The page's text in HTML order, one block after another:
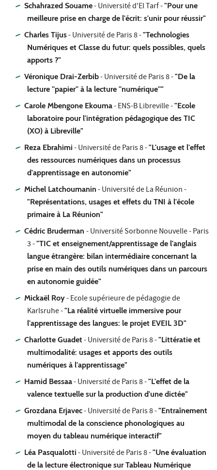
Schahrazed Souame- Université d'El Tarf -"Pour une
meilleure prise en charge de l'écrit: s'unir pour réussir"
Charles Tijus- Université de Paris 8 -"Technologies
Numériques et Classe du futur: quels possibles, quels
apports ?"
Véronique Drai-Zerbib- Université de Paris 8 -"De la
lecture ''papier'' à la lecture ''numérique''"
Carole Mbengone Ekouma- ENS-B Libreville -"Ecole
laboratoire pour l'intégration pédagogique des TIC
(XO) à Libreville"
Reza Ebrahimi - Université de Paris 8 -"L'usage et l'effet
des ressources numériques dans un processus
d'apprentissage en autonomie"
Michel Latchoumanin - Université de La Réunion -
"Représentations, usages et effets du TNI à l'école
primaire à La Réunion"
Cédric Bruderman- Université Sorbonne Nouvelle - Paris
3 -"TIC et enseignement/apprentissage de l'anglais
langue étrangère: bilan intermédiaire concernant la
prise en main des outils numériques dans un parcours
en autonomie guidée"
Mickaël Roy- Ecole supérieure de pédagogie de
Karlsruhe -"La réalité virtuelle immersive pour
l'apprentissage des langues: le projet EVEIL 3D"
Charlotte Guadet- Université de Paris 8 -"Littératie et
multimodalité: usages et apports des outils
numériques à l'apprentissage"
Hamid Bessaa- Université de Paris 8 -"L'effet de la
valence textuelle sur la production d'une dictée"
Grozdana Erjavec- Université de Paris 8 -"Entraînement
multimodal de la conscience phonologiques au
moyen du tableau numérique interactif"
Léa Pasqualotti - Université de Paris 8 -"Une évaluation
de la lecture électronique sur Tableau Numérique